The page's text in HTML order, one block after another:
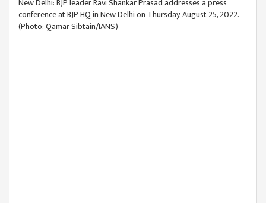
New Delhi: BJP leader Ravi Shankar Prasad addresses a press
conference at BJP HQ in New Delhi on Thursday, August 25, 2022.
(Photo: Qamar Sibtain/IANS)